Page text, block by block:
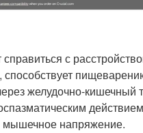
с
способствует
желудочно-кишечный
напряжение.